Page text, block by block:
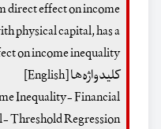
direct effect on income
physical capital, has a
on income inequality.
کلیدواژه‌ها [English]
Inequality- Financial
Threshold Regression